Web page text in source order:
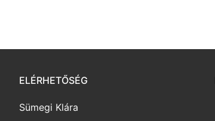
ELÉRHETŐSÉG
Sümegi Klára